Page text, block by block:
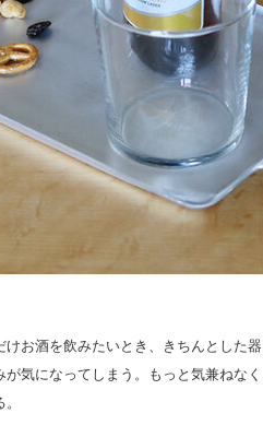
お酒を飲みたいとき、きちんとした
気になってしまう。もっと気兼ねな